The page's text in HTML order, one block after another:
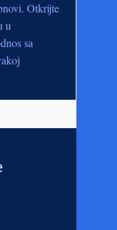
Otkrijte
u
sa